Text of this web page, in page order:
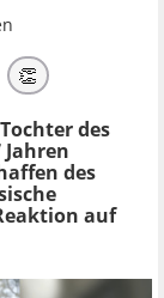
👏
des
des
auf